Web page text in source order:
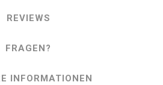
REVIEWS
FRAGEN?
INFORMATIONEN